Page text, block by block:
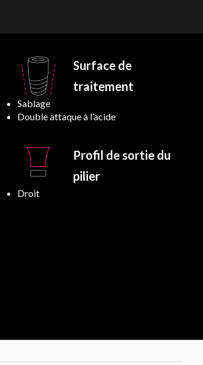
Surface de
traitement
Sablage
Double attaque à l’acide
Profil de sortie du
pilier
Droit